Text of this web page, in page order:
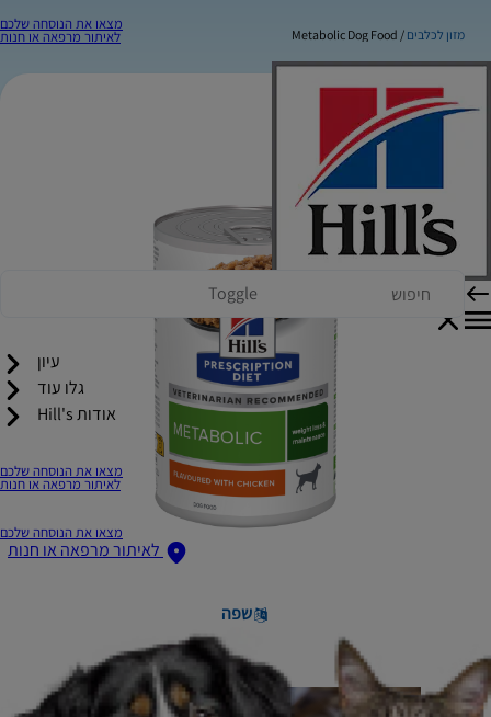
מצאו את הנוסחה שלכם
לאיתור מרפאה או חנות
Toggle
עיון
גלו עוד
אודות Hill's
מצאו את הנוסחה שלכם
לאיתור מרפאה או חנות
מצאו את הנוסחה שלכם
לאיתור מרפאה או חנות
שפה
מזון לכלבים Metabolic Dog Food